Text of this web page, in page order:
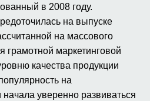
в 2008 году.
на выпуске
на массового
грамотной маркетинговой
качества продукции
на
уверенно развиваться